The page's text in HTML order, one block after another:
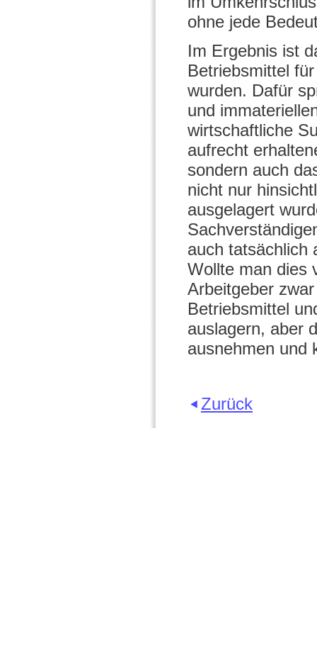
ohne jede
Im Ergebnis ist
Betriebsmittel
wurden. Dafür
und
wirtschaftliche
aufrecht
sondern auch
nicht nur
ausgelagert
auch tatsächlich
Wollte man dies
Arbeitgeber
Betriebsmittel
auslagern, aber
ausnehmen und
Zurück